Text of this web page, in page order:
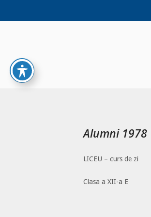
Alumni 1978
LICEU – curs de zi
Clasa a XII-a E